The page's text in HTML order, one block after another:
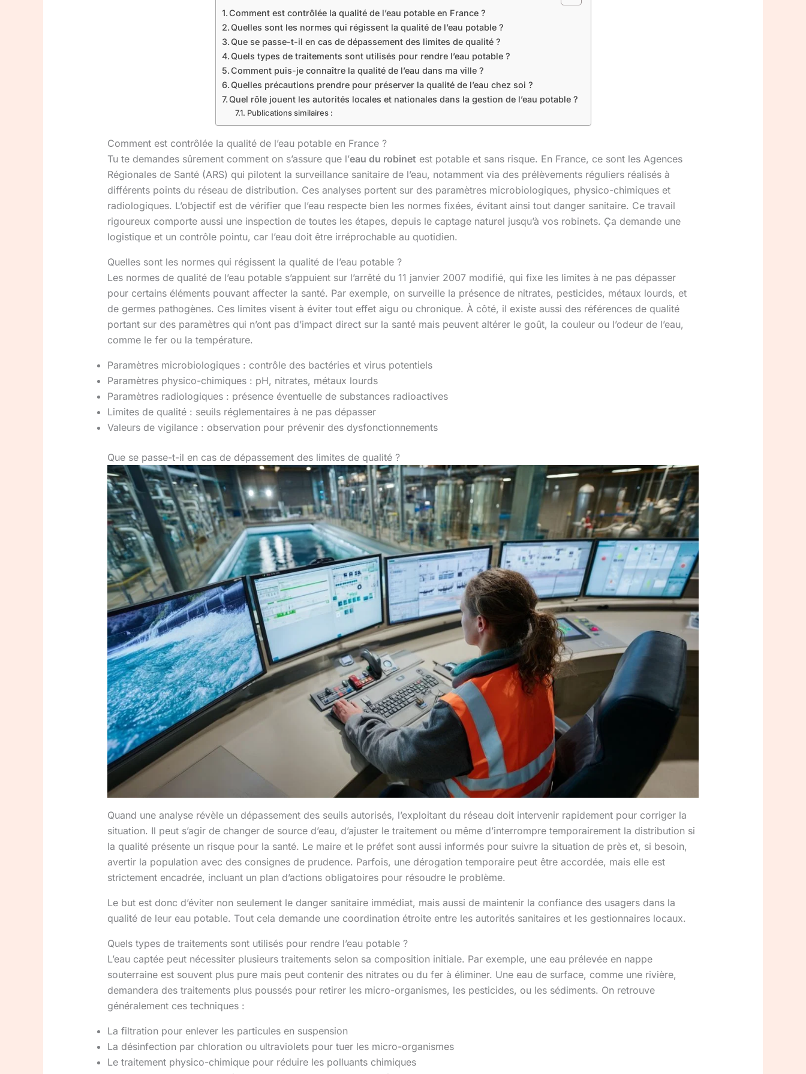
Comment est contrôlée la qualité de l’eau potable en France ?
Quelles sont les normes qui régissent la qualité de l’eau potable ?
Que se passe-t-il en cas de dépassement des limites de qualité ?
Quels types de traitements sont utilisés pour rendre l’eau potable ?
Comment puis-je connaître la qualité de l’eau dans ma ville ?
Quelles précautions prendre pour préserver la qualité de l’eau chez soi ?
Quel rôle jouent les autorités locales et nationales dans la gestion de l’eau potable ?
Publications similaires :
Comment est contrôlée la qualité de l’eau potable en France ?
Tu te demandes sûrement comment on s’assure que l’eau du robinetest potable et sans risque. En France, ce sont les Agences
Régionales de Santé (ARS) qui pilotent la surveillance sanitaire de l’eau, notamment via des prélèvements réguliers réalisés à
différents points du réseau de distribution. Ces analyses portent sur des paramètres microbiologiques, physico-chimiques et
radiologiques. L’objectif est de vérifier que l’eau respecte bien les normes fixées, évitant ainsi tout danger sanitaire. Ce travail
rigoureux comporte aussi une inspection de toutes les étapes, depuis le captage naturel jusqu’à vos robinets. Ça demande une
logistique et un contrôle pointu, car l’eau doit être irréprochable au quotidien.
Quelles sont les normes qui régissent la qualité de l’eau potable ?
Les normes de qualité de l’eau potable s’appuient sur l’arrêté du 11 janvier 2007 modifié, qui fixe les limites à ne pas dépasser
pour certains éléments pouvant affecter la santé. Par exemple, on surveille la présence de nitrates, pesticides, métaux lourds, et
de germes pathogènes. Ces limites visent à éviter tout effet aigu ou chronique. À côté, il existe aussi des références de qualité
portant sur des paramètres qui n’ont pas d’impact direct sur la santé mais peuvent altérer le goût, la couleur ou l’odeur de l’eau,
comme le fer ou la température.
Paramètres microbiologiques : contrôle des bactéries et virus potentiels
Paramètres physico-chimiques : pH, nitrates, métaux lourds
Paramètres radiologiques : présence éventuelle de substances radioactives
Limites de qualité : seuils réglementaires à ne pas dépasser
Valeurs de vigilance : observation pour prévenir des dysfonctionnements
Que se passe-t-il en cas de dépassement des limites de qualité ?
Quand une analyse révèle un dépassement des seuils autorisés, l’exploitant du réseau doit intervenir rapidement pour corriger la
situation. Il peut s’agir de changer de source d’eau, d’ajuster le traitement ou même d’interrompre temporairement la distribution si
la qualité présente un risque pour la santé. Le maire et le préfet sont aussi informés pour suivre la situation de près et, si besoin,
avertir la population avec des consignes de prudence. Parfois, une dérogation temporaire peut être accordée, mais elle est
strictement encadrée, incluant un plan d’actions obligatoires pour résoudre le problème.
Le but est donc d’éviter non seulement le danger sanitaire immédiat, mais aussi de maintenir la confiance des usagers dans la
qualité de leur eau potable. Tout cela demande une coordination étroite entre les autorités sanitaires et les gestionnaires locaux.
Quels types de traitements sont utilisés pour rendre l’eau potable ?
L’eau captée peut nécessiter plusieurs traitements selon sa composition initiale. Par exemple, une eau prélevée en nappe
souterraine est souvent plus pure mais peut contenir des nitrates ou du fer à éliminer. Une eau de surface, comme une rivière,
demandera des traitements plus poussés pour retirer les micro-organismes, les pesticides, ou les sédiments. On retrouve
généralement ces techniques :
La filtration pour enlever les particules en suspension
La désinfection par chloration ou ultraviolets pour tuer les micro-organismes
Le traitement physico-chimique pour réduire les polluants chimiques